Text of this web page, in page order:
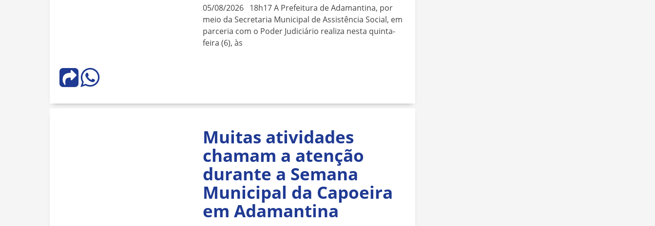
05/08/2026 18h17 A Prefeitura de Adamantina, por
meio da Secretaria Municipal de Assistência Social, em
parceria com o Poder Judiciário realiza nesta quinta-
feira (6), às
Muitas atividades
chamam a atenção
durante a Semana
Municipal da Capoeira
em Adamantina